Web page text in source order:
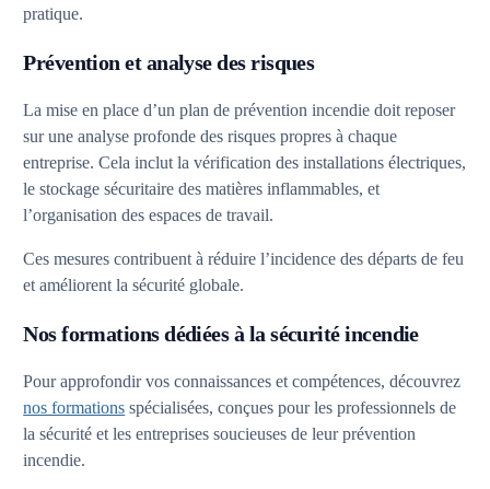
pratique.
Prévention et analyse des risques
La mise en place d’un plan de prévention incendie doit reposer
sur une analyse profonde des risques propres à chaque
entreprise. Cela inclut la vérification des installations électriques,
le stockage sécuritaire des matières inflammables, et
l’organisation des espaces de travail.
Ces mesures contribuent à réduire l’incidence des départs de feu
et améliorent la sécurité globale.
Nos formations dédiées à la sécurité incendie
Pour approfondir vos connaissances et compétences, découvrez
nos formations spécialisées, conçues pour les professionnels de
la sécurité et les entreprises soucieuses de leur prévention
incendie.